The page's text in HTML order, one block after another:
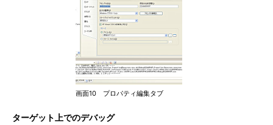
画面10 プロパティ編集タブ
ターゲット上でのデバッグ